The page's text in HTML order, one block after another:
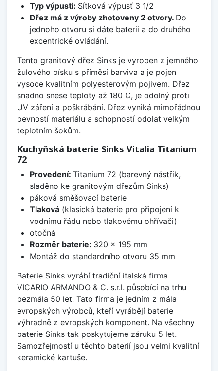
Typ výpusti: Sítková výpusť 3 1/2
Dřez má z výroby zhotoveny 2 otvory. Do
jednoho otvoru si dáte baterii a do druhého
excentrické ovládání.
Tento granitový dřez Sinks je vyroben z jemného
žulového písku s příměsí barviva a je pojen
vysoce kvalitním polyesterovým pojivem. Dřez
snadno snese teploty až 180 C, je odolný proti
UV záření a poškrábání. Dřez vyniká mimořádnou
pevností materiálu a schopností odolat velkým
teplotním šokům.
Kuchyňská baterie Sinks Vitalia Titanium
72
Provedení: Titanium 72 (barevný nástřik,
sladěno ke granitovým dřezům Sinks)
páková směšovací baterie
Tlaková(klasická baterie pro připojení k
vodnímu řádu nebo tlakovému ohřívači)
otočná
Rozměr baterie: 320 x 195 mm
Montáž do standardního otvoru 35 mm
Baterie Sinks vyrábí tradiční italská firma
VICARIO ARMANDO & C. s.r.l. působící na trhu
bezmála 50 let. Tato firma je jedním z mála
evropských výrobců, kteří vyrábějí baterie
výhradně z evropských komponent. Na všechny
baterie Sinks tak poskytujeme záruku 5 let.
Samozřejmostí u těchto baterií jsou velmi kvalitní
keramické kartuše.